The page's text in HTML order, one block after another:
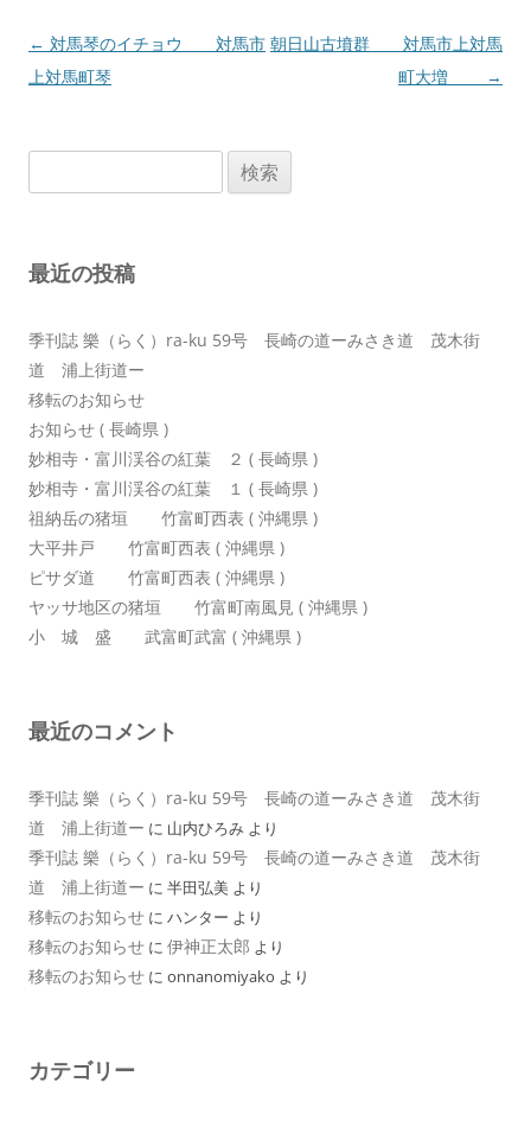
投
稿
ョ
← 対馬琴のイチョウ 対馬市
上対馬町琴
朝日山古墳群 対馬市上対馬
町大増
→
索:
最近の投稿
季刊誌 樂（らく）ra-ku 59号 長崎の道ーみさき道 茂木街
道 浦上街道ー
移転のお知らせ
お知らせ ( 長崎県 )
妙相寺・富川渓谷の紅葉 ２ ( 長崎県 )
妙相寺・富川渓谷の紅葉 １ ( 長崎県 )
祖納岳の猪垣 竹富町西表 ( 沖縄県 )
大平井戸 竹富町西表 ( 沖縄県 )
ピサダ道 竹富町西表 ( 沖縄県 )
ヤッサ地区の猪垣 竹富町南風見 ( 沖縄県 )
小 城 盛 武富町武富 ( 沖縄県 )
最近のコメント
季刊誌 樂（らく）ra-ku 59号 長崎の道ーみさき道 茂木街
道 浦上街道ー に 山内ひろみ より
季刊誌 樂（らく）ra-ku 59号 長崎の道ーみさき道 茂木街
道 浦上街道ー に 半田弘美 より
移転のお知らせ に ハンター より
移転のお知らせ に 伊神正太郎 より
移転のお知らせ に onnanomiyako より
カテゴリー